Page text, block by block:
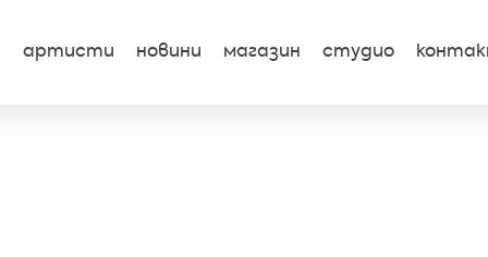
артисти новини магазин студио